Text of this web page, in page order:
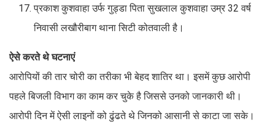
प्रकाश कुशवाहा उर्फ गुड्डा पिता सुखलाल कुशवाहा उम्र 32 वर्ष
निवासी लखौरीबाग थाना सिटी कोतवाली है।
ऐसे करते थे घटनाएं
आरोपियों की तार चोरी का तरीका भी बेहद शातिर था। इसमें कुछ आरोपी
पहले बिजली विभाग का काम कर चुके है जिससे उनको जानकारी थी।
आरोपी दिन में ऐसी लाइनों को ढुंढते थे जिनको आसानी से काटा जा सके।